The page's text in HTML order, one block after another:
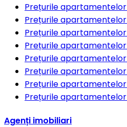
Prețurile apartamentelor
Prețurile apartamentelor
Prețurile apartamentelor
Prețurile apartamentelor
Prețurile apartamentelor
Prețurile apartamentelor
Prețurile apartamentelor
Prețurile apartamentelor
Agenți imobiliari